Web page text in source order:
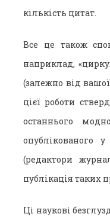
кількість цитат.
Все це також
наприклад,
(залежно від
цієї роботи
останнього
опублікованого
(редактори
публікація таких
Ці наукові